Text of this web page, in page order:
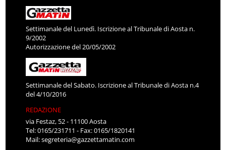
Settimanale del Lunedì. Iscrizione al Tribunale di Aosta n.
9/2002
Autorizzazione del 20/05/2002
Settimanale del Sabato. Iscrizione al Tribunale di Aosta n.4
del 4/10/2016
REDAZIONE
via Festaz, 52 - 11100 Aosta
Tel: 0165/231711 - Fax: 0165/1820141
Mail:segreteria@gazzettamatin.com